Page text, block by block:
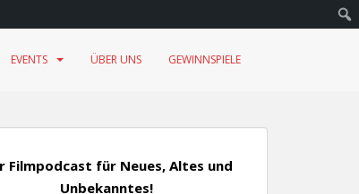
EVENTS ÜBER UNS GEWINNSPIELE
Filmpodcast für Neues, Altes und
Unbekanntes!